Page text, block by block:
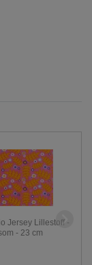
Jersey Lillestoff -
- 23 cm